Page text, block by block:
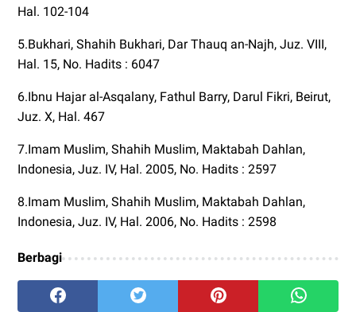
Hal. 102-104
5.Bukhari, Shahih Bukhari, Dar Thauq an-Najh, Juz. VIII,
Hal. 15, No. Hadits : 6047
6.Ibnu Hajar al-Asqalany, Fathul Barry, Darul Fikri, Beirut,
Juz. X, Hal. 467
7.Imam Muslim, Shahih Muslim, Maktabah Dahlan,
Indonesia, Juz. IV, Hal. 2005, No. Hadits : 2597
8.Imam Muslim, Shahih Muslim, Maktabah Dahlan,
Indonesia, Juz. IV, Hal. 2006, No. Hadits : 2598
Berbagi